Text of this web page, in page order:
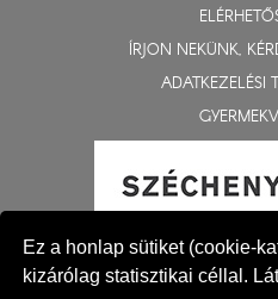
Ez a honlap sütiket (cookie-
kizárólag statisztikai céllal.
ÍRJON NEKÜNK,
ADATKEZELÉSI
© 2015-2026